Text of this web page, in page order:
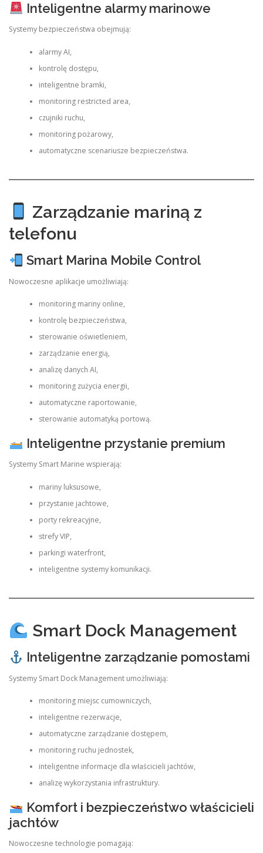
Inteligentne alarmy marinowe
Systemy bezpieczeństwa obejmują:
alarmy AI,
kontrolę dostępu,
inteligentne bramki,
monitoring restricted area,
czujniki ruchu,
monitoring pożarowy,
automatyczne scenariusze bezpieczeństwa.
Zarządzanie mariną z
telefonu
Smart Marina Mobile Control
Nowoczesne aplikacje umożliwiają:
monitoring mariny online,
kontrolę bezpieczeństwa,
sterowanie oświetleniem,
zarządzanie energią,
analizę danych AI,
monitoring zużycia energii,
automatyczne raportowanie,
sterowanie automatyką portową.
Inteligentne przystanie premium
Systemy Smart Marine wspierają:
mariny luksusowe,
przystanie jachtowe,
porty rekreacyjne,
strefy VIP,
parkingi waterfront,
inteligentne systemy komunikacji.
Smart Dock Management
Inteligentne zarządzanie pomostami
Systemy Smart Dock Management umożliwiają:
monitoring miejsc cumowniczych,
inteligentne rezerwacje,
automatyczne zarządzanie dostępem,
monitoring ruchu jednostek,
inteligentne informacje dla właścicieli jachtów,
analizę wykorzystania infrastruktury.
Komfort i bezpieczeństwo właścicieli
jachtów
Nowoczesne technologie pomagają: